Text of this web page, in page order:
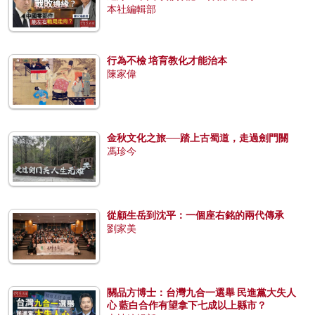
本社編輯部
行為不檢 培育教化才能治本
陳家偉
金秋文化之旅──踏上古蜀道，走過劍門關
馮珍今
從顧生岳到沈平：一個座右銘的兩代傳承
劉家美
關品方博士：台灣九合一選舉 民進黨大失人
心 藍白合作有望拿下七成以上縣市？